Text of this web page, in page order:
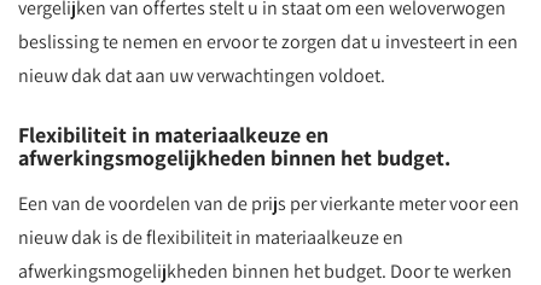
vergelijken van offertes stelt u in staat om een weloverwogen
beslissing te nemen en ervoor te zorgen dat u investeert in een
nieuw dak dat aan uw verwachtingen voldoet.
Flexibiliteit in materiaalkeuze en
afwerkingsmogelijkheden binnen het budget.
Een van de voordelen van de prijs per vierkante meter voor een
nieuw dak is de flexibiliteit in materiaalkeuze en
afwerkingsmogelijkheden binnen het budget. Door te werken